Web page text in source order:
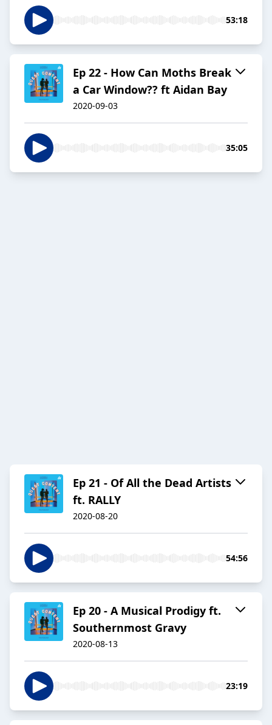
53:18
Ep 22 - How Can Moths Break
a Car Window?? ft Aidan Bay
2020-09-03
35:05
Ep 21 - Of All the Dead Artists
ft. RALLY
2020-08-20
54:56
Ep 20 - A Musical Prodigy ft.
Southernmost Gravy
2020-08-13
23:19